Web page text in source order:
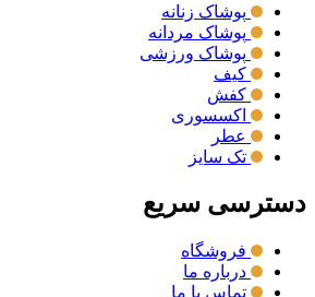
پوشاک زنانه
پوشاک مردانه
پوشاک ورزشی
کیف
کفش
اکسسوری
عطر
تک سایز
دسترسی سریع
فروشگاه
درباره ما
تماس با ما